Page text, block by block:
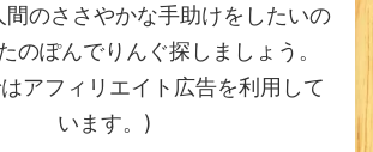
間のささやかな手助けをしたいの
のぽんでりんぐ探しましょう。
アフィリエイト広告を利用して
います。)